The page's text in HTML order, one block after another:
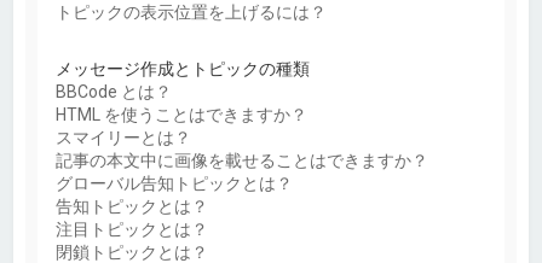
トピックの表示位置を上げるには？
メッセージ作成とトピックの種類
BBCode とは？
HTML を使うことはできますか？
スマイリーとは？
記事の本文中に画像を載せることはできますか？
グローバル告知トピックとは？
告知トピックとは？
注目トピックとは？
閉鎖トピックとは？